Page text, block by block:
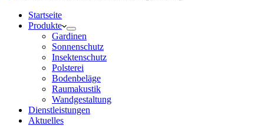
Startseite
Produkte
Gardinen
Sonnenschutz
Insektenschutz
Polsterei
Bodenbeläge
Raumakustik
Wandgestaltung
Dienstleistungen
Aktuelles